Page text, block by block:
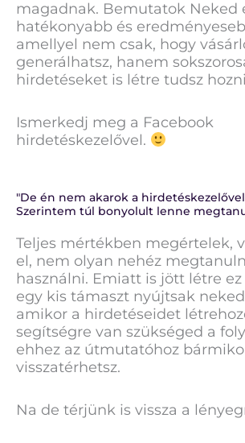
magadnak. Bemutatok Neked
hatékonyabb és
amellyel nem csak, hogy
generálhatsz, hanem
hirdetéseket is létre tudsz
Ismerkedj meg a Facebook
hirdetéskezelővel.
"De én nem akarok a
Szerintem túl bonyolult lenne
Teljes mértékben megértelek,
el, nem olyan nehéz
használni. Emiatt is jött létre
egy kis támaszt nyújtsak
amikor a hirdetéseidet
segítségre van szükséged a
ehhez az útmutatóhoz
visszatérhetsz.
Na de térjünk is vissza a